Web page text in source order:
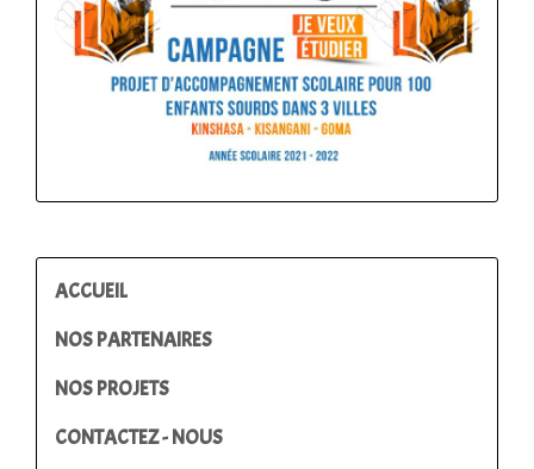
ACCUEIL
NOS PARTENAIRES
NOS PROJETS
CONTACTEZ - NOUS